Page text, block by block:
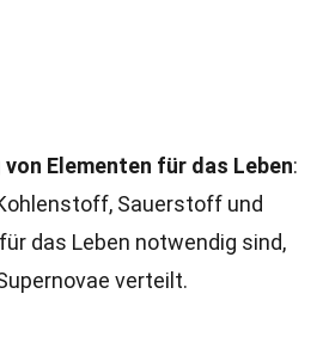
Elementen für das Leben:
Sauerstoff und
das Leben notwendig sind,
verteilt.